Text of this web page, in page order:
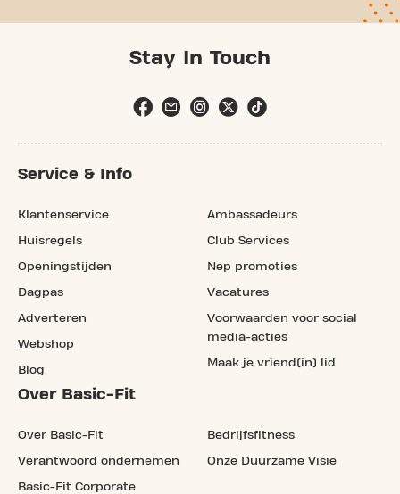
Stay In Touch
Service & Info
Klantenservice
Huisregels
Openingstijden
Dagpas
Adverteren
Webshop
Blog
Ambassadeurs
Club Services
Nep promoties
Vacatures
Voorwaarden voor social
media-acties
Maak je vriend(in) lid
Over Basic-Fit
Over Basic-Fit
Verantwoord ondernemen
Basic-Fit Corporate
Bedrijfsfitness
Onze Duurzame Visie